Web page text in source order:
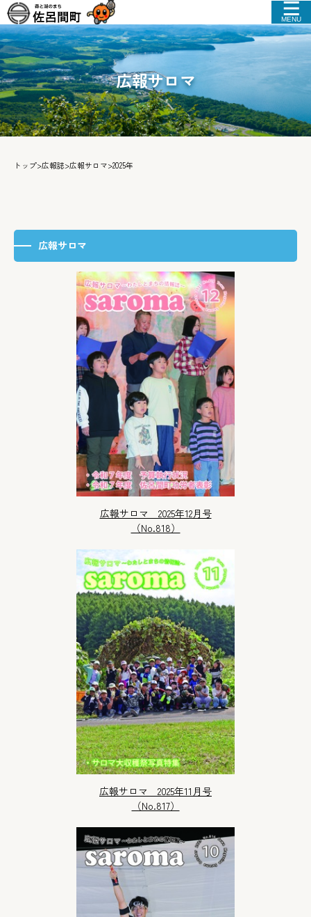
MENU
広報サロマ
トップ>広報誌>広報サロマ>2025年
広報サロマ
広報サロマ 2025年12月号
（No.818）
広報サロマ 2025年11月号
（No.817）